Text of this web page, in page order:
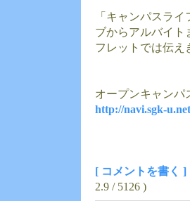
「キャンパスラ
ブからアルバイト
フレットでは伝え
オープンキャンパ
http://navi.sgk-
[ コメントを書く ]
2.9 / 5126 )